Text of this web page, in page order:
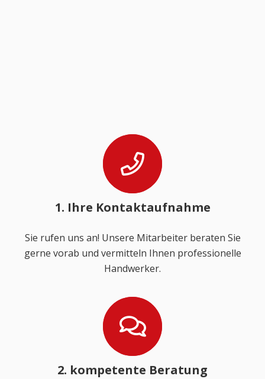
1. Ihre Kontaktaufnahme
Sie rufen uns an! Unsere Mitarbeiter beraten Sie
gerne vorab und vermitteln Ihnen professionelle
Handwerker.
2. kompetente Beratung